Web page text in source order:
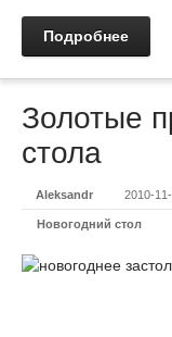
Подробнее
Золотые
стола
Aleksandr 2010-
Новогодний стол